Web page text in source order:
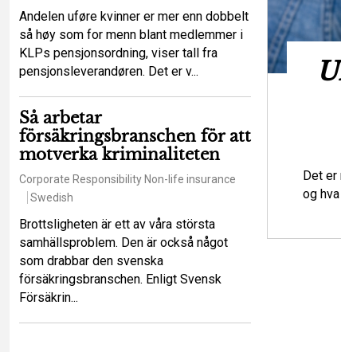
Andelen uføre kvinner er mer enn dobbelt
så høy som for menn blant medlemmer i
KLPs pensjonsordning, viser tall fra
pensjonsleverandøren. Det er v...
Så arbetar
försäkringsbranschen för att
motverka kriminaliteten
Corporate Responsibility Non-life insurance
Swedish
Brottsligheten är ett av våra största
samhällsproblem. Den är också något
som drabbar den svenska
försäkringsbranschen. Enligt Svensk
Försäkrin...
hot mot de
principerna?
lawRegulations Swedish
ett större antal försäkringstagare ska
som en enskild försäkringstagare
Det
og